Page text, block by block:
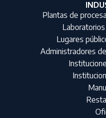
Plantas de
Lugares
Administradores